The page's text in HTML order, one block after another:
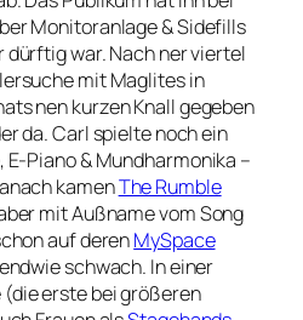
Monitoranlage & Sidefills
dürftig war. Nach ner viertel
mit Maglites in
nen kurzen Knall gegeben
da. Carl spielte noch ein
Piano & Mundharmonika –
kamenThe Rumble
mit Außname vom Song
auf derenMySpace
schwach. In einer
erste bei größeren